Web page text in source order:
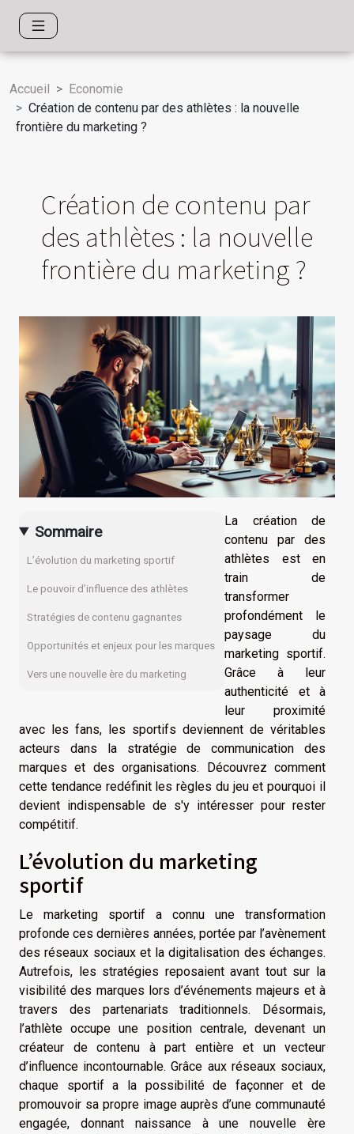
Accueil
Economie
Création de contenu par des athlètes : la nouvelle
frontière du marketing ?
Création de contenu par
des athlètes : la nouvelle
frontière du marketing ?
Sommaire
L’évolution du marketing sportif
Le pouvoir d’influence des athlètes
Stratégies de contenu gagnantes
Opportunités et enjeux pour les marques
Vers une nouvelle ère du marketing
La création de
contenu par des
athlètes est en
train de
transformer
profondément le
paysage du
marketing sportif.
Grâce à leur
authenticité et à
leur proximité
avec les fans, les sportifs deviennent de véritables
acteurs dans la stratégie de communication des
marques et des organisations. Découvrez comment
cette tendance redéfinit les règles du jeu et pourquoi il
devient indispensable de s'y intéresser pour rester
compétitif.
L’évolution du marketing
sportif
Le marketing sportif a connu une transformation
profonde ces dernières années, portée par l’avènement
des réseaux sociaux et la digitalisation des échanges.
Autrefois, les stratégies reposaient avant tout sur la
visibilité des marques lors d’événements majeurs et à
travers des partenariats traditionnels. Désormais,
l’athlète occupe une position centrale, devenant un
créateur de contenu à part entière et un vecteur
d’influence incontournable. Grâce aux réseaux sociaux,
chaque sportif a la possibilité de façonner et de
promouvoir sa propre image auprès d’une communauté
engagée, donnant naissance à une nouvelle ère